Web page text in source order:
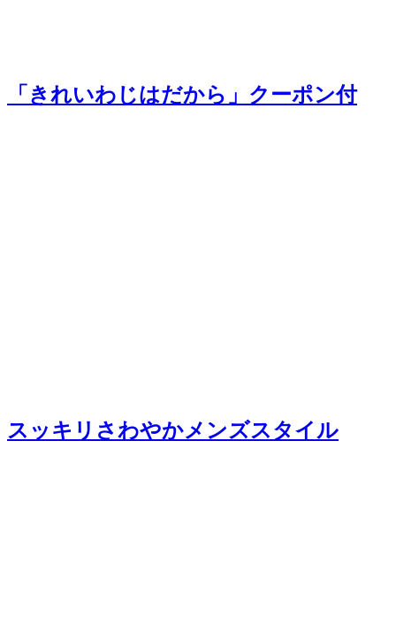
「きれいわじはだから」クーポン付
スッキリさわやかメンズスタイル